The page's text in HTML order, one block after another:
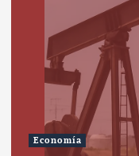
Economía